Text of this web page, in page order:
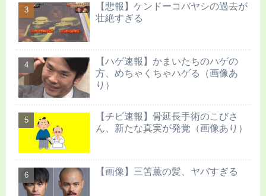
【悲報】ケンドーコバヤシの過去が
壮絶すぎる
【ハゲ速報】かまいたちのハゲの
方、めちゃくちゃハゲる（画像あ
り）
【チビ速報】骨延長手術のこびさ
ん、新たな真実が発覚（画像あり）
【画像】三笘薫の髪、ヤバすぎる